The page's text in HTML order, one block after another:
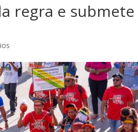
regra e